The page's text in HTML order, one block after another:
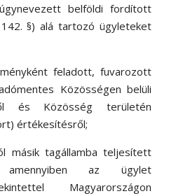
belföldi fordított
§) alá tartozó ügyleteket
feladott, fuvarozott
Közösségen belüli
és Közösség területén
értékesítésről;
másik tagállamba teljesített
amennyiben az ügylet
Magyarországon